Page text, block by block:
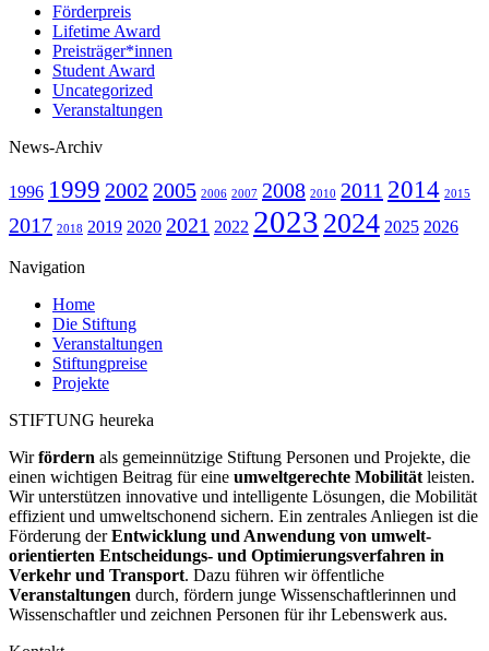
Förderpreis
Lifetime Award
Preisträger*innen
Student Award
Uncategorized
Veranstaltungen
News-Archiv
1996 1999 2002 2005 2006 2007 2008 2010 2011 2014 2015
2017 2018 2019 2020 2021 2022 2023 2024 2025 2026
Navigation
Home
Die Stiftung
Veranstaltungen
Stiftungpreise
Projekte
STIFTUNG heureka
Wirfördern als gemeinnützige Stiftung Personen und Projekte, die
einen wichtigen Beitrag für eine umweltgerechte Mobilität leisten.
Wir unter­stützen innovative und intelligente Lösungen, die Mobilität
effizient und umweltschonend sichern. Ein zentrales Anliegen ist die
Förderung derEntwicklung und Anwendung von umwelt­
orientierten Entscheidungs- und Optimierungs­verfahren in
Verkehr und Transport. Dazu führen wir öffentliche
Veranstaltungen durch, fördern junge Wissenschaftlerinnen und
Wissenschaftler und zeichnen Personen für ihr Lebenswerk aus.